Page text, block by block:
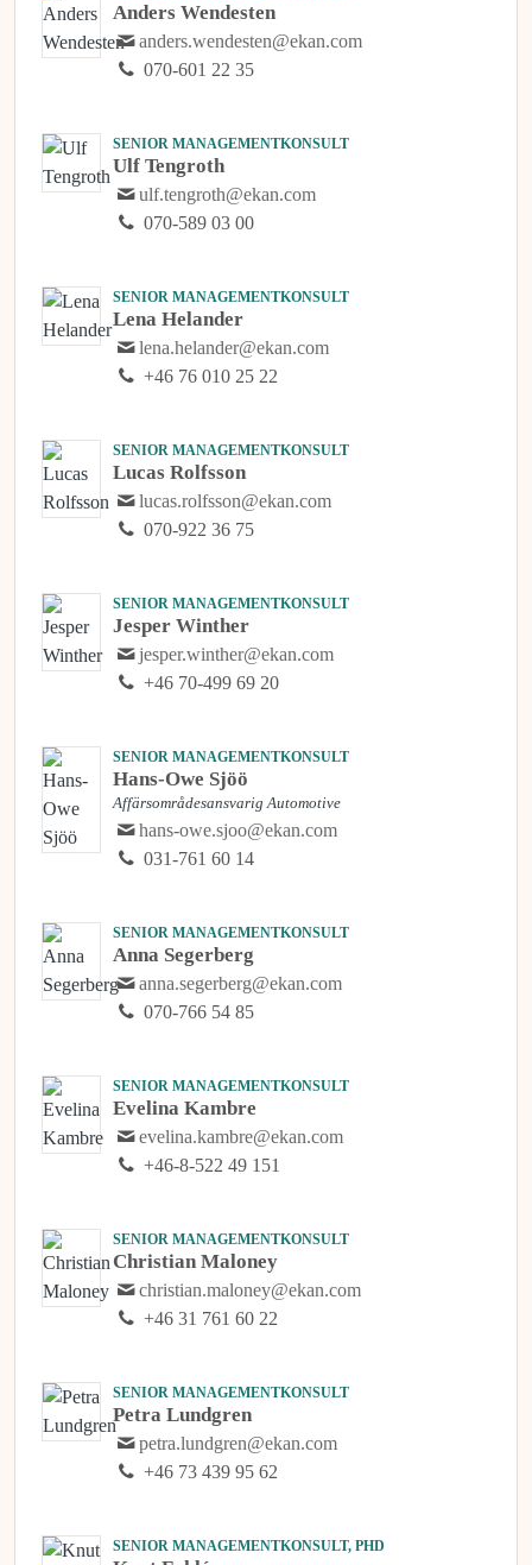
Anders Wendesten
anders.wendesten@ekan.com
070-601 22 35
SENIOR MANAGEMENTKONSULT
Ulf Tengroth
ulf.tengroth@ekan.com
070-589 03 00
SENIOR MANAGEMENTKONSULT
Lena Helander
lena.helander@ekan.com
+46 76 010 25 22
SENIOR MANAGEMENTKONSULT
Lucas Rolfsson
lucas.rolfsson@ekan.com
070-922 36 75
SENIOR MANAGEMENTKONSULT
Jesper Winther
jesper.winther@ekan.com
+46 70-499 69 20
SENIOR MANAGEMENTKONSULT
Hans-Owe Sjöö
Affärsområdesansvarig Automotive
hans-owe.sjoo@ekan.com
031-761 60 14
SENIOR MANAGEMENTKONSULT
Anna Segerberg
anna.segerberg@ekan.com
070-766 54 85
SENIOR MANAGEMENTKONSULT
Evelina Kambre
evelina.kambre@ekan.com
+46-8-522 49 151
SENIOR MANAGEMENTKONSULT
Christian Maloney
christian.maloney@ekan.com
+46 31 761 60 22
SENIOR MANAGEMENTKONSULT
Petra Lundgren
petra.lundgren@ekan.com
+46 73 439 95 62
SENIOR MANAGEMENTKONSULT, PHD